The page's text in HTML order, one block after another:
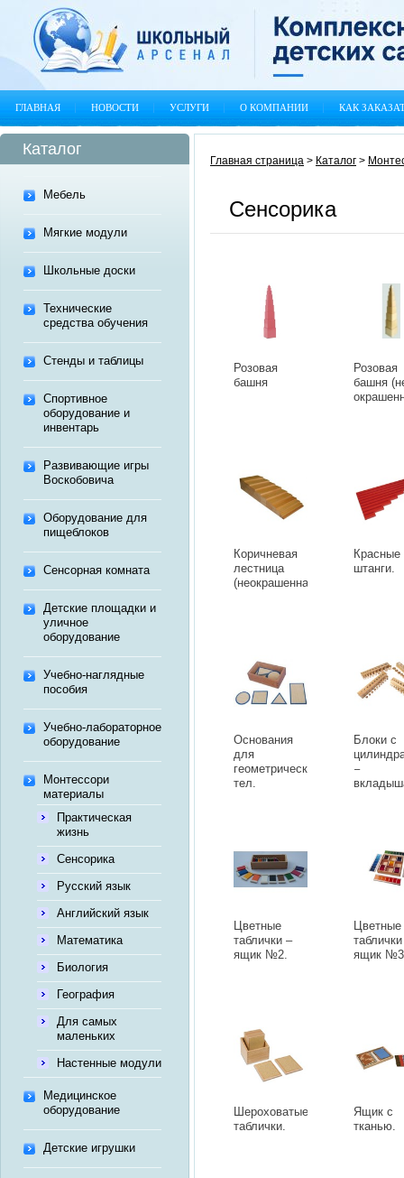
ГЛАВНАЯ НОВОСТИ УСЛУГИ О КОМПАНИИ КАК
Каталог
Мебель
Мягкие модули
Школьные доски
Технические
средства обучения
Стенды и таблицы
Спортивное
оборудование и
инвентарь
Развивающие игры
Воскобовича
Оборудование для
пищеблоков
Сенсорная комната
Детские площадки и
уличное
оборудование
Учебно-наглядные
пособия
Учебно-лабораторное
оборудование
Монтессори
материалы
Практическая
жизнь
Сенсорика
Русский язык
Английский язык
Математика
Биология
География
Для самых
маленьких
Настенные модули
Медицинское
оборудование
Детские игрушки
Главная страница > Каталог >
Сенсорика
Розовая
башня
Розовая
башня
Коричневая
лестница
(неокрашенная).
Красные
штанги.
Основания
для
геометрических
тел.
Блоки с
–
Цветные
таблички –
ящик №2.
Цветные
ящик
Шероховатые
таблички.
Ящик с
тканью.